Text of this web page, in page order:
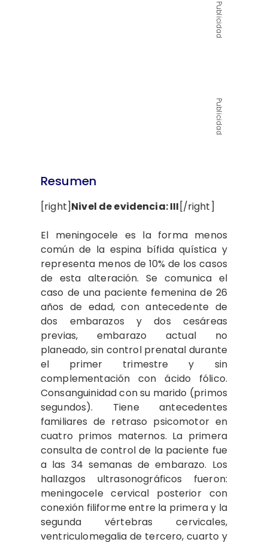
Publicidad
Publicidad
Resumen
[right]Nivel de evidencia: III [/right]
El meningocele es la forma menos
común de la espina bífida quística y
representa menos de 10% de los casos
de esta alteración. Se comunica el
caso de una paciente femenina de 26
años de edad, con antecedente de
dos embarazos y dos cesáreas
previas, embarazo actual no
planeado, sin control prenatal durante
el primer trimestre y sin
complementación con ácido fólico.
Consanguinidad con su marido (primos
segundos). Tiene antecedentes
familiares de retraso psicomotor en
cuatro primos maternos. La primera
consulta de control de la paciente fue
a las 34 semanas de embarazo. Los
hallazgos ultrasonográficos fueron:
meningocele cervical posterior con
conexión filiforme entre la primera y la
segunda vértebras cervicales,
ventriculomegalia de tercero, cuarto y